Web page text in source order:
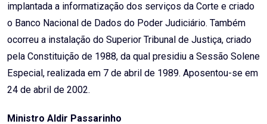
implantada a informatização dos serviços da Corte e criado
o Banco Nacional de Dados do Poder Judiciário. Também
ocorreu a instalação do Superior Tribunal de Justiça, criado
pela Constituição de 1988, da qual presidiu a Sessão Solene
Especial, realizada em 7 de abril de 1989. Aposentou-se em
24 de abril de 2002.
Ministro Aldir Passarinho